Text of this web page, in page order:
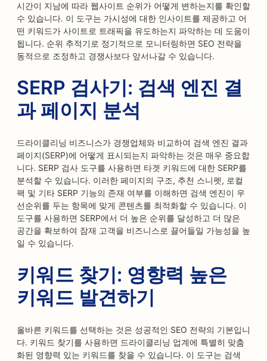
시간이 지남에 따라 웹사이트 순위가 어떻게 변하는지를 확인할
수 있습니다. 이 도구는 가시성에 대한 인사이트를 제공하고 어
떤 키워드가 사이트로 트래픽을 유도하는지 파악하는 데 도움이
됩니다. 순위 추적기로 정기적으로 모니터링하면 SEO 전략을
동적으로 조정하고 경쟁사보다 앞서나갈 수 있습니다.
SERP 검사기: 검색 엔진 결
과 페이지 분석
드라이클리닝 비즈니스가 경쟁업체와 비교하여 검색 엔진 결과
페이지(SERP)에 어떻게 표시되는지 파악하는 것은 매우 중요합
니다. SERP 검사 도구를 사용하면 타겟 키워드에 대한 SERP를
분석할 수 있습니다. 이러한 페이지의 구조, 추천 스니펫, 로컬
팩 및 기타 SERP 기능의 존재 여부를 이해하면 검색 엔진이 우
선순위를 두는 항목에 맞게 콘텐츠를 최적화할 수 있습니다. 이
도구를 사용하면 SERP에서 더 높은 순위를 달성하고 더 많은
공간을 확보하여 잠재 고객을 비즈니스로 끌어들일 가능성을 높
일 수 있습니다.
키워드 찾기: 영향력 높은
키워드 발견하기
올바른 키워드를 선택하는 것은 성공적인 SEO 전략의 기본입니
다. 키워드 찾기를 사용하면 드라이클리닝 업계에 특별히 맞춤
화된 영향력 있는 키워드를 찾을 수 있습니다. 이 도구는 검색